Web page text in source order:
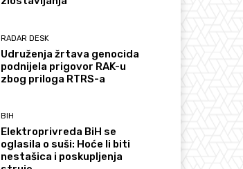
RADAR DESK
Udruženja žrtava genocida
podnijela prigovor RAK-u
zbog priloga RTRS-a
BIH
Elektroprivreda BiH se
oglasila o suši: Hoće li biti
nestašica i poskupljenja